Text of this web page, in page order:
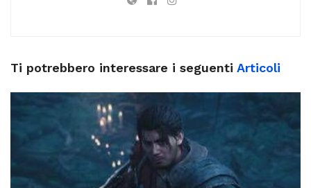
Ti potrebbero interessare i seguenti Articoli